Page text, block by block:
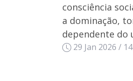
consciência
a dominação,
dependente do
29 Jan 2026 /